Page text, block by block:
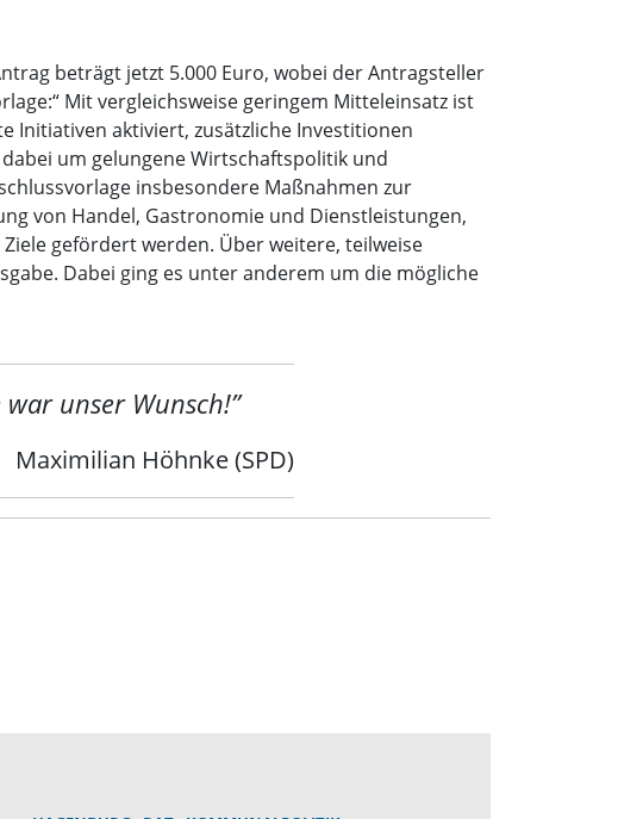
beträgt jetzt 5.000 Euro, wobei der Antragsteller
Mit vergleichsweise geringem Mitteleinsatz ist
Initiativen aktiviert, zusätzliche Investitionen
um gelungene Wirtschaftspolitik und
insbesondere Maßnahmen zur
von Handel, Gastronomie und Dienstleistungen,
gefördert werden. Über weitere, teilweise
Dabei ging es unter anderem um die mögliche
unser Wunsch!”
Maximilian Höhnke (SPD)